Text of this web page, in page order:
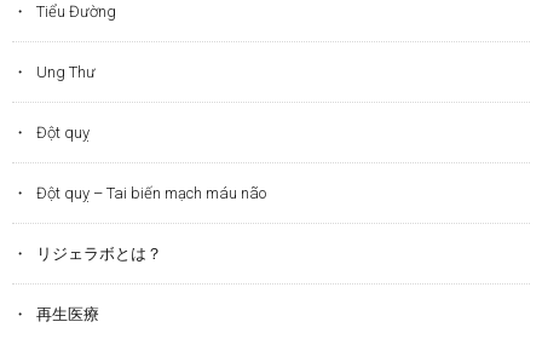
Tiểu Đường
Ung Thư
Đột quỵ
Đột quỵ – Tai biến mạch máu não
リジェラボとは？
再生医療